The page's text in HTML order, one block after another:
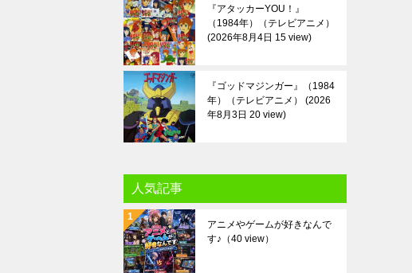
『アタッカーYOU！』
（1984年）（テレビアニメ）
2026年8月4日 15 view
『ゴッドマジンガー』（1984
年）（テレビアニメ）
2026
年8月3日 20 view
人気記事
アニメやゲームが好きなんで
す♪ （40 view）